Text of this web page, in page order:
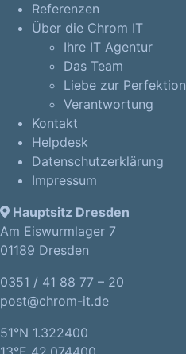
Referenzen
Über die Chrom IT
Ihre IT Agentur
Das Team
Liebe zur Perfektion
Verantwortung
Kontakt
Helpdesk
Datenschutzerklärung
Impressum
Hauptsitz Dresden
Am Eiswurmlager 7
01189 Dresden
0351 / 41 88 77 – 20
post@chrom-it.de
51°N 1.322400